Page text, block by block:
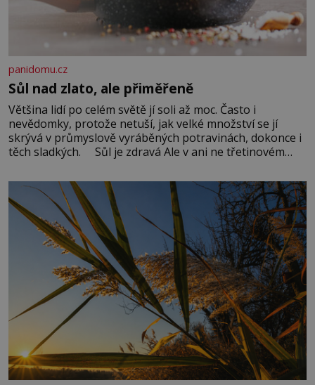
panidomu.cz
Sůl nad zlato, ale přiměřeně
Většina lidí po celém světě jí soli až moc. Často i
nevědomky, protože netuší, jak velké množství se jí
skrývá v průmyslově vyráběných potravinách, dokonce i
těch sladkých. Sůl je zdravá Ale v ani ne třetinovém
základní složky– sodík a chlór – jsou zásadní pro
správné hospodaření